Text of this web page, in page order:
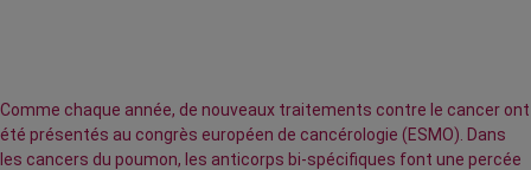
Comme chaque année, de nouveaux traitements contre le cancer ont
été présentés au congrès européen de cancérologie (ESMO). Dans
les cancers du poumon, les anticorps bi-spécifiques font une percée